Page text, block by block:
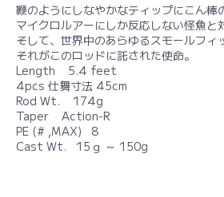
鞭のようにしなやかなティップにこん棒
マイクロルアーにしか反応しない怪魚と
そして、世界中のあらゆるスモールフィ
それがこのロッドに託された使命。
Length 5.4 feet
4pcs 仕舞寸法 45cm
Rod Wt. 174g
Taper Action-R
PE (# ,MAX) 8
Cast Wt. 15ｇ ～ 150g